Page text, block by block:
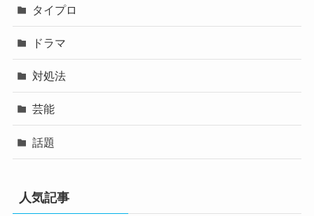
タイプロ
ドラマ
対処法
芸能
話題
人気記事